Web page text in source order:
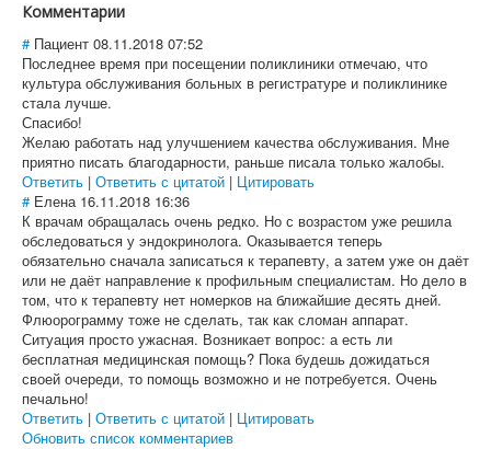
Комментарии
# Пациент 08.11.2018 07:52
Последнее время при посещении поликлиники отмечаю, что
культура обслуживания больных в регистратуре и поликлинике
стала лучше.
Спасибо!
Желаю работать над улучшением качества обслуживания. Мне
приятно писать благодарности, раньше писала только жалобы.
Ответить | Ответить с цитатой | Цитировать
# Елена 16.11.2018 16:36
К врачам обращалась очень редко. Но с возрастом уже решила
обследоваться у эндокринолога. Оказывается теперь
обязательно сначала записаться к терапевту, а затем уже он даёт
или не даёт направление к профильным специалистам. Но дело в
том, что к терапевту нет номерков на ближайшие десять дней.
Флюорограмму тоже не сделать, так как сломан аппарат.
Ситуация просто ужасная. Возникает вопрос: а есть ли
бесплатная медицинская помощь? Пока будешь дожидаться
своей очереди, то помощь возможно и не потребуется. Очень
печально!
Ответить | Ответить с цитатой | Цитировать
Обновить список комментариев